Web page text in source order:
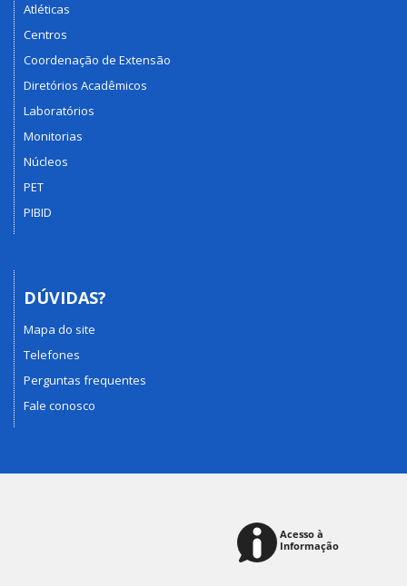
Atléticas
Centros
Coordenação de Extensão
Diretórios Acadêmicos
Laboratórios
Monitorias
Núcleos
PET
PIBID
DÚVIDAS?
Mapa do site
Telefones
Perguntas frequentes
Fale conosco